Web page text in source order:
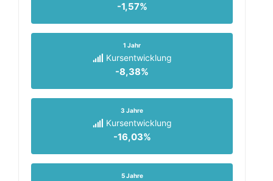
-1,57%
1 Jahr
Kursentwicklung
-8,38%
3 Jahre
Kursentwicklung
-16,03%
5 Jahre